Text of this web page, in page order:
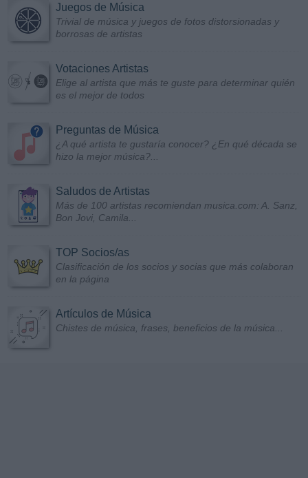
Juegos de Música
Trivial de música y juegos de fotos distorsionadas y
borrosas de artistas
Votaciones Artistas
Elige al artista que más te guste para determinar quién
es el mejor de todos
Preguntas de Música
¿A qué artista te gustaría conocer? ¿En qué década se
hizo la mejor música?...
Saludos de Artistas
Más de 100 artistas recomiendan musica.com: A. Sanz,
Bon Jovi, Camila...
TOP Socios/as
Clasificación de los socios y socias que más colaboran
en la página
Artículos de Música
Chistes de música, frases, beneficios de la música...